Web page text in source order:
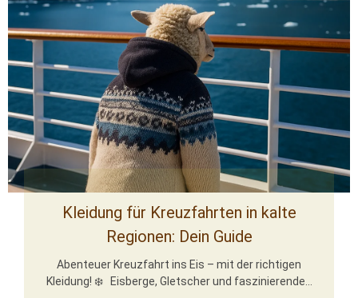
Kleidung für Kreuzfahrten in kalte
Regionen: Dein Guide
Abenteuer Kreuzfahrt ins Eis – mit der richtigen
Kleidung! ❄️ Eisberge, Gletscher und faszinierende...